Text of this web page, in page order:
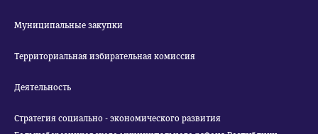
Муниципальные закупки
Территориальная избирательная комиссия
Деятельность
Стратегия социально - экономического развития